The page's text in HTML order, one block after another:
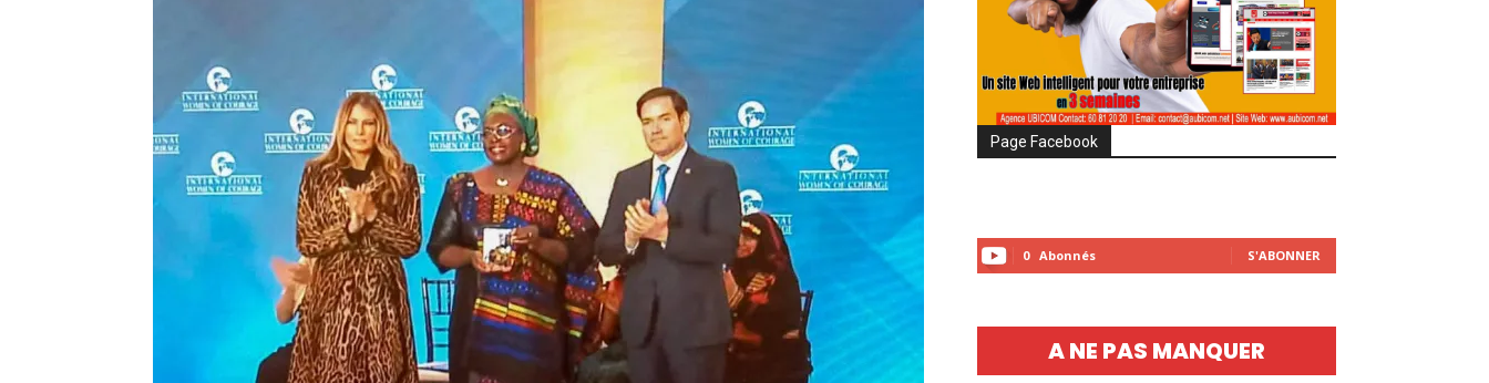
Page Facebook
0 Abonnés S'ABONNER
A NE PAS MANQUER